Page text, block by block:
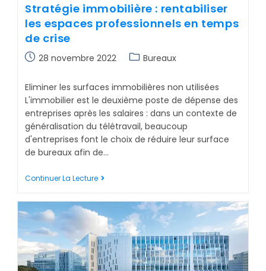
Stratégie immobilière : rentabiliser
les espaces professionnels en temps
de crise
28 novembre 2022 Bureaux
Eliminer les surfaces immobilières non utilisées
L'immobilier est le deuxième poste de dépense des
entreprises après les salaires : dans un contexte de
généralisation du télétravail, beaucoup
d'entreprises font le choix de réduire leur surface
de bureaux afin de…
Continuer La Lecture